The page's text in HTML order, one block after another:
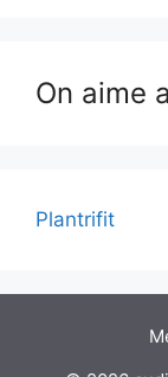
On aime
Plantrifit